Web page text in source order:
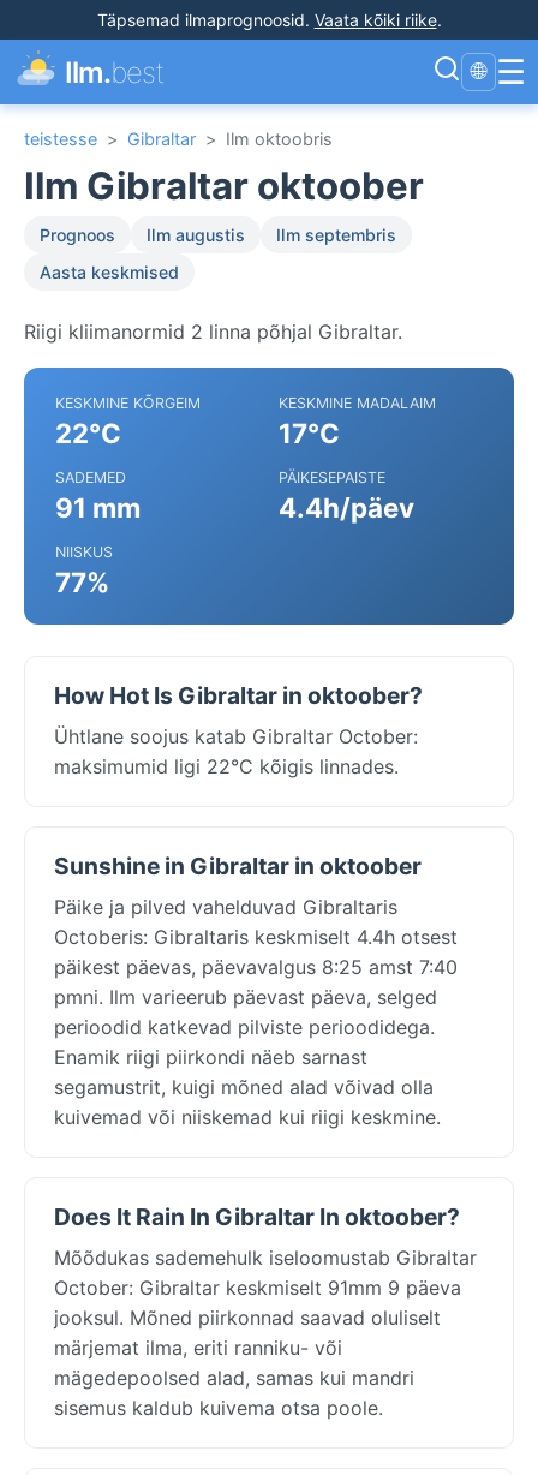
Täpsemad ilmaprognoosid. Vaata kõiki riike.
Ilm.best 🌐 ☰
teistesse > Gibraltar > Ilm oktoobris
Ilm Gibraltar oktoober
Prognoos Ilm augustis
Ilm septembris
Aasta keskmised
Riigi kliimanormid 2 linna põhjal Gibraltar.
KESKMINE KÕRGEIM
22°C
KESKMINE MADALAIM
17°C
SADEMED
91 mm
PÄIKESEPAISTE
4.4h/päev
NIISKUS
77%
How Hot Is Gibraltar in oktoober?
Ühtlane soojus katab Gibraltar October:
maksimumid ligi 22°C kõigis linnades.
Sunshine in Gibraltar in oktoober
Päike ja pilved vahelduvad Gibraltaris
Octoberis: Gibraltaris keskmiselt 4.4h otsest
päikest päevas, päevavalgus 8:25 amst 7:40
pmni. Ilm varieerub päevast päeva, selged
perioodid katkevad pilviste perioodidega.
Enamik riigi piirkondi näeb sarnast
segamustrit, kuigi mõned alad võivad olla
kuivemad või niiskemad kui riigi keskmine.
Does It Rain In Gibraltar In oktoober?
Mõõdukas sademehulk iseloomustab Gibraltar
October: Gibraltar keskmiselt 91mm 9 päeva
jooksul. Mõned piirkonnad saavad oluliselt
märjemat ilma, eriti ranniku- või
mägedepoolsed alad, samas kui mandri
sisemus kaldub kuivema otsa poole.